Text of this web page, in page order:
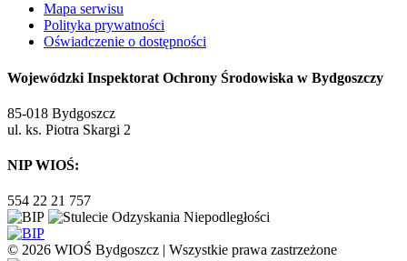
Mapa serwisu
Polityka prywatności
Oświadczenie o dostępności
Wojewódzki Inspektorat Ochrony Środowiska w Bydgoszczy
85-018 Bydgoszcz
ul. ks. Piotra Skargi 2
NIP WIOŚ:
554 22 21 757
© 2026 WIOŚ Bydgoszcz | Wszystkie prawa zastrzeżone